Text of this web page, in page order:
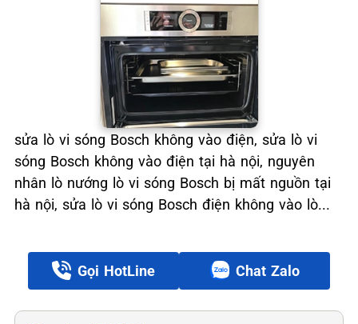
sửa lò vi sóng Bosch không vào điện, sửa lò vi
sóng Bosch không vào điện tại hà nội, nguyên
nhân lò nướng lò vi sóng Bosch bị mất nguồn tại
hà nội, sửa lò vi sóng Bosch điện không vào lò...
Gọi HotLine Chat Zalo